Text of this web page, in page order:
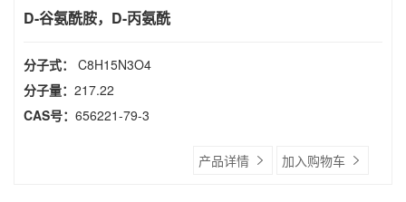
D-谷氨酰胺，D-丙氨酰
分子式： C8H15N3O4
分子量： 217.22
CAS号： 656221-79-3
产品详情 加入购物车